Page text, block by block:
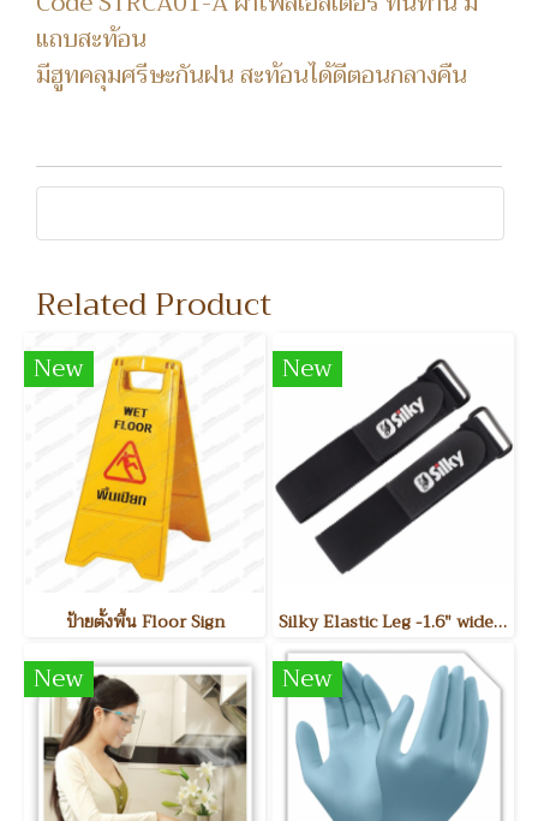
แถบสะท้อน
มีฮูทคลุมศรีษะกันฝน สะท้อนได้ดีตอนกลางคืน
Related Product
New
ป้ายตั้งพื้น Floor Sign
New
Silky Elastic Leg -1.6" wide, 24" long " -2 PCS/SET
New New